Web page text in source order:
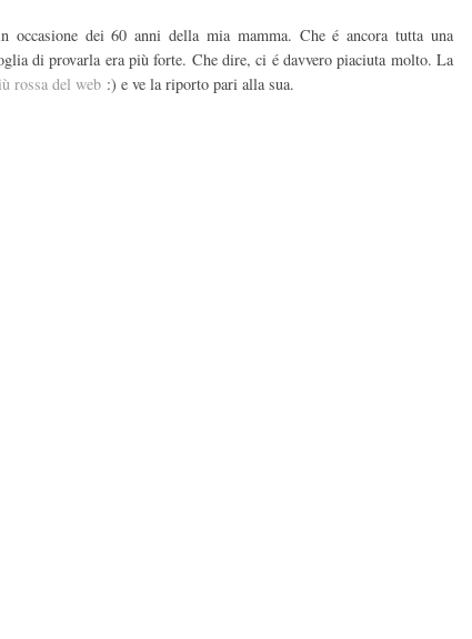
dei 60 anni della mia mamma. Che é ancora tutta una
di provarla era più forte. Che dire, ci é davvero piaciuta molto. La
rossa del web :) e ve la riporto pari alla sua.